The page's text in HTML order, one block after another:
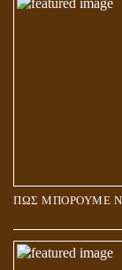
ΠΩΣ ΜΠΟΡΟΥΜΕ